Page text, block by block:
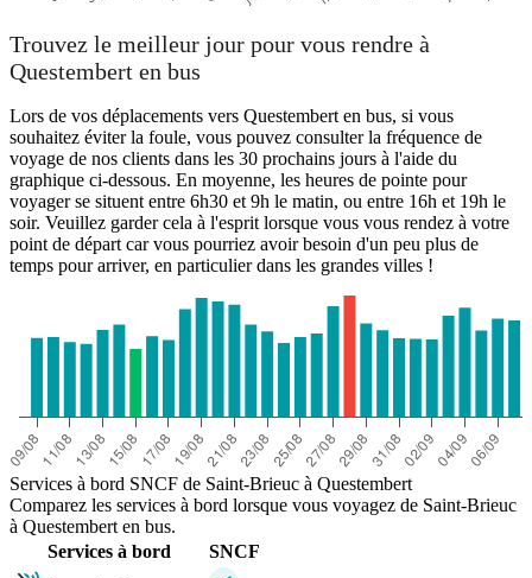
Trouvez le meilleur jour pour vous rendre à
Questembert en bus
Lors de vos déplacements vers Questembert en bus, si vous
souhaitez éviter la foule, vous pouvez consulter la fréquence de
voyage de nos clients dans les 30 prochains jours à l'aide du
graphique ci-dessous. En moyenne, les heures de pointe pour
voyager se situent entre 6h30 et 9h le matin, ou entre 16h et 19h le
soir. Veuillez garder cela à l'esprit lorsque vous vous rendez à votre
point de départ car vous pourriez avoir besoin d'un peu plus de
temps pour arriver, en particulier dans les grandes villes !
Services à bord SNCF de Saint-Brieuc à Questembert
Comparez les services à bord lorsque vous voyagez de Saint-Brieuc
à Questembert en bus.
Services à bord
SNCF